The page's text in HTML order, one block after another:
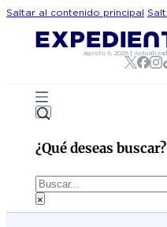
Saltar al contenido principal
agosto 6, 2026 |
¿Qué deseas buscar?
Buscar
×